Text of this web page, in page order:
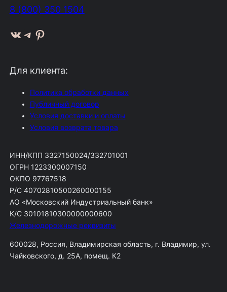
8 (800) 350 1504
ВКонтакте Telegram Pinterest
Для клиента:
Политика обработки данных
Публичный договор
Условия доставки и оплаты
Условия возврата товара
ИНН/КПП 3327150024/332701001
ОГРН 1223300007150
ОКПО 97767518
Р/С 40702810500260000155
АО «Московский Индустриальный банк»
К/С 30101810300000000600
Железнодорожные реквизиты
600028, Россия, Владимирская область, г. Владимир, ул.
Чайковского, д. 25А, помещ. К2